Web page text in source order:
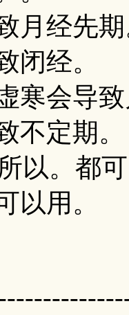
月经先
闭经。
寒会导
不定期。
以。都
以用。